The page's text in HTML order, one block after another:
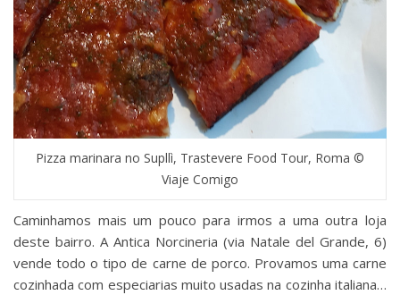
Pizza marinara no Supllì, Trastevere Food Tour, Roma ©
Viaje Comigo
Caminhamos mais um pouco para irmos a uma outra loja
deste bairro. A Antica Norcineria (via Natale del Grande, 6)
vende todo o tipo de carne de porco. Provamos uma carne
cozinhada com especiarias muito usadas na cozinha italiana…